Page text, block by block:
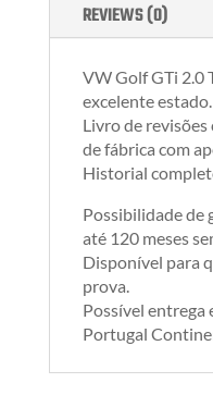
REVIEWS (0)
VW Golf GTi 2.0
excelente estado.
Livro de
de fábrica com
Historial
Possibilidade de
até 120 meses
Disponível para
prova.
Possível entrega
Portugal